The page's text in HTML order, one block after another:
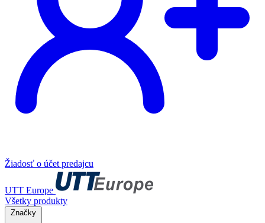
Žiadosť o účet predajcu
UTT Europe
Všetky produkty
Značky